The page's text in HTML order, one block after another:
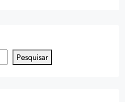
Pesquisar